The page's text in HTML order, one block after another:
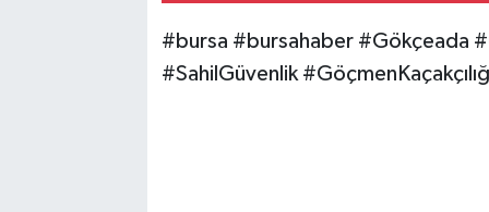
#bursa #bursahaber #Gökçeada
#SahilGüvenlik